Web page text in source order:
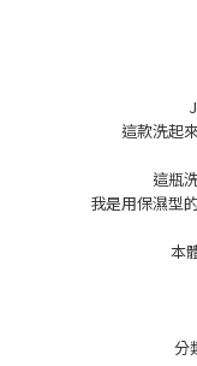
這款洗起
這瓶
我是用保濕型
本
分